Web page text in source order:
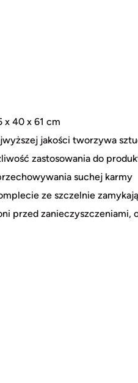
x 40 x 61 cm
jakości tworzywa
zastosowania do
suchej karmy
ze szczelnie
przed zanieczyszczeniami,